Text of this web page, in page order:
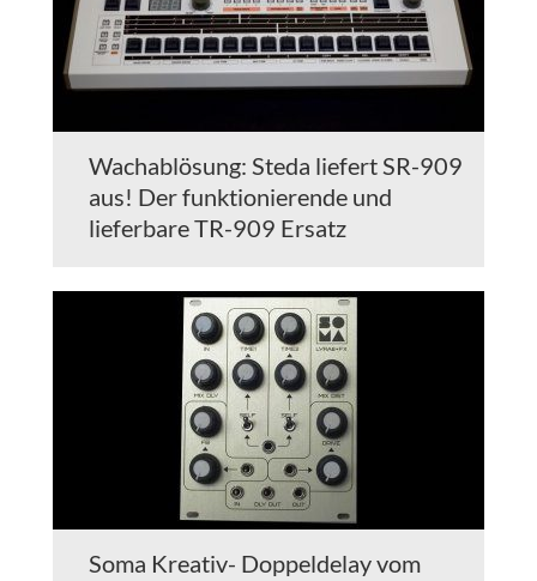
Wachablösung: Steda liefert SR-909
aus! Der funktionierende und
lieferbare TR-909 Ersatz
Soma Kreativ- Doppeldelay vom